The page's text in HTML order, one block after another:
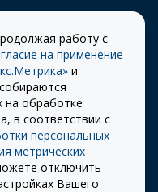
© 2026 «СТОУН-XXI»
Разработка сайта –
ITECH
работу с
на применение
и
на обработке
в соответствии с
персональных
метрических
отключить
Вашего